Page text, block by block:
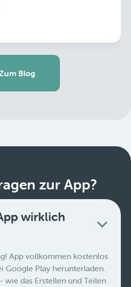
Blog
zur App?
wirklich
App vollkommen kostenlos
Google Play herunterladen.
wie das Erstellen und Teilen